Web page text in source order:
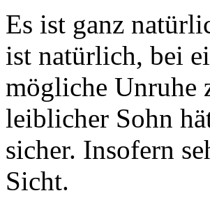
Es ist ganz
ist natürlich, bei
mögliche Unruhe
leiblicher Sohn
sicher. Insofern
Sicht.